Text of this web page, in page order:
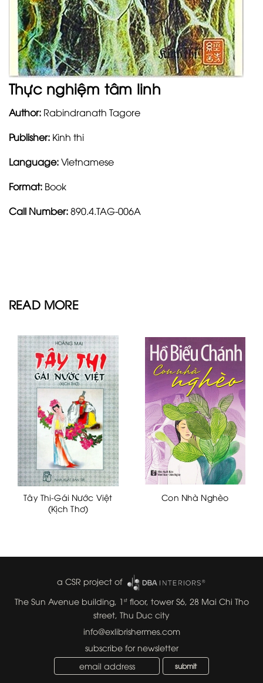
Thực nghiệm tâm linh
Author: Rabindranath Tagore
Publisher: Kinh thi
Language:Vietnamese
Format: Book
Call Number:890.4.TAG-006A
READ MORE
Tây Thi-Gái Nước Việt
(Kịch Thơ)
Con Nhà Nghèo
a CSR project of
The Sun Avenue building, 1 stfloor, tower S6, 28 Mai Chi Tho
street, Thu Duc city
info@exlibrishermes.com
subscribe for newsletter
submit